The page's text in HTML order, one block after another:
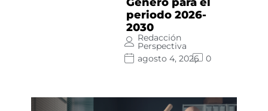
periodo 2026-
2030
Redacción
Perspectiva
agosto 4, 2026
0